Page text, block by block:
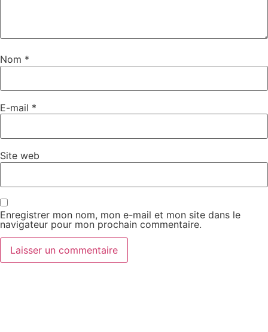
Nom *
E-mail *
Site web
Enregistrer mon nom, mon e-mail et mon site dans le
navigateur pour mon prochain commentaire.